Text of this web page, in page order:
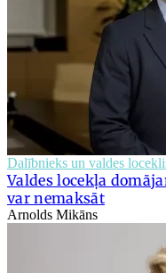
Dalībnieks un valdes
Valdes locekļa
var nemaksāt
Arnolds Mikāns